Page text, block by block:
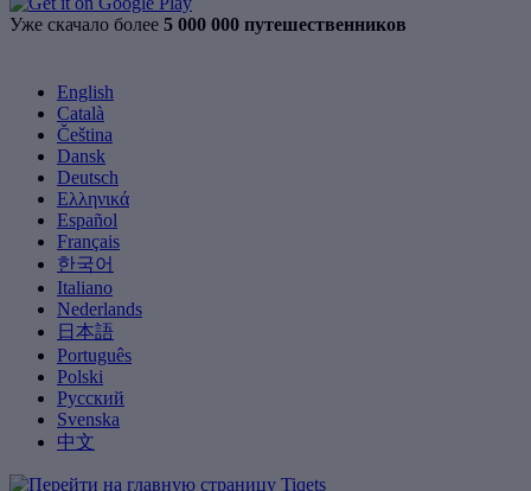
Уже скачало более 5 000 000 путешественников
English
Català
Čeština
Dansk
Deutsch
Ελληνικά
Español
Français
한국어
Italiano
Nederlands
日本語
Português
Polski
Русский
Svenska
中文